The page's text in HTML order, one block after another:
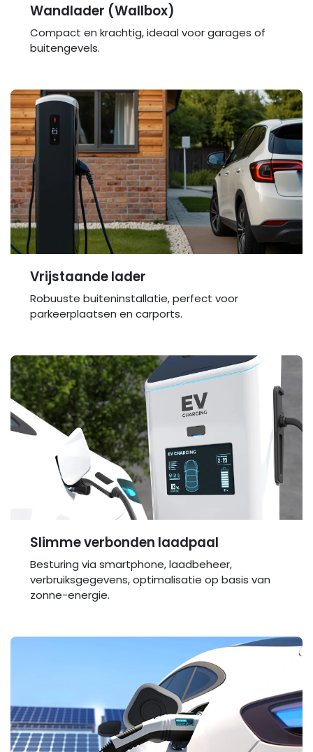
Wandlader (Wallbox)
Compact en krachtig, ideaal voor garages of
buitengevels.
Vrijstaande lader
Robuuste buiteninstallatie, perfect voor
parkeerplaatsen en carports.
Slimme verbonden laadpaal
Besturing via smartphone, laadbeheer,
verbruiksgegevens, optimalisatie op basis van
zonne-energie.